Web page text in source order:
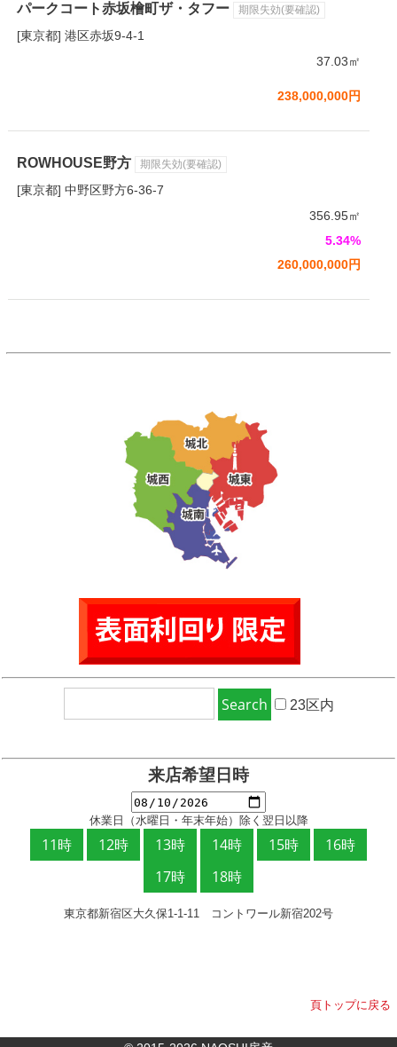
パークコート赤坂檜町ザ・タフー 期限失効(要確認)
[東京都] 港区赤坂9-4-1
37.03㎡
238,000,000円
ROWHOUSE野方 期限失効(要確認)
[東京都] 中野区野方6-36-7
356.95㎡
5.34%
260,000,000円
23区内
来店希望日時
休業日（水曜日・年末年始）除く翌日以降
東京都新宿区大久保1-1-11 コントワール新宿202号
頁トップに戻る